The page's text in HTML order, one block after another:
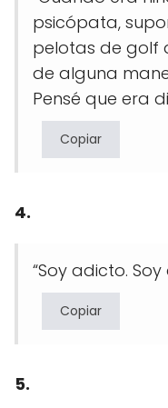
psicópata,
pelotas de golf
de alguna
Pensé que era
Copiar
4.
“Soy adicto.
Copiar
5.